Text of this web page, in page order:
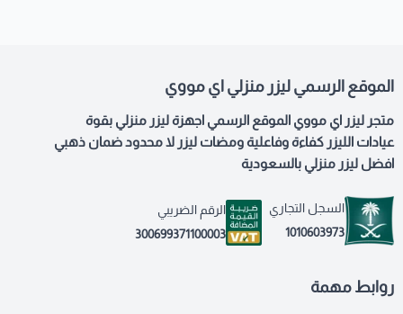
الموقع الرسمي ليزر منزلي اي مووي
متجر ليزر اي مووي الموقع الرسمي اجهزة ليزر منزلي بقوة
عيادات الليزر كفاءة وفاعلية ومضات ليزر لا محدود ضمان ذهبي
افضل ليزر منزلي بالسعودية
السجل التجاري
1010603973
الرقم الضريبي
300699371100003
روابط مهمة